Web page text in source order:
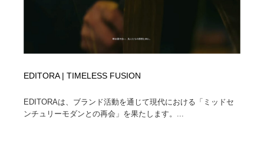
EDITORA | TIMELESS FUSION
EDITORAは、ブランド活動を通じて現代における「ミッドセ
ンチュリーモダンとの再会」を果たします。...